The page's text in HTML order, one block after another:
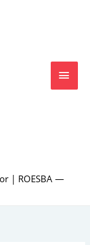
| ROESBA —